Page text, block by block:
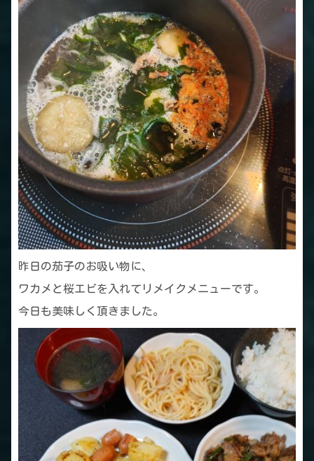
昨日の茄子のお吸い物に、
ワカメと桜エビを入れてリメイクメニューです。
今日も美味しく頂きました。